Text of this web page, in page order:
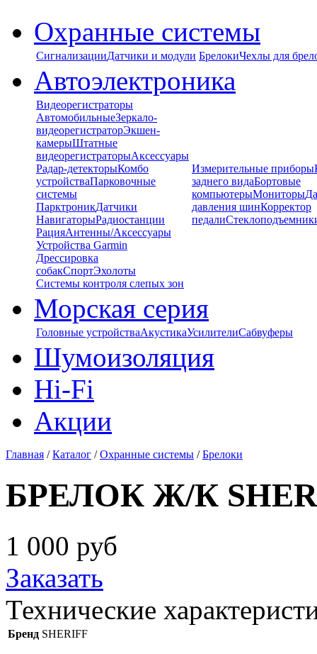
Охранные системы
СигнализацииДатчики и модули БрелокиЧехлы для
Автоэлектроника
Видеорегистраторы
АвтомобильныеЗеркало-
видеорегистраторЭкшен-
камерыШтатные
видеорегистраторыАксессуары
Радар-детекторыКомбо
устройстваПарковочные
системы
ПарктроникДатчики
НавигаторыРадиостанции
РацияАнтенны/Аксессуары
Устройства Garmin
Дрессировка
собакСпортЭхолоты
Системы контроля слепых зон
Измерительные приборы
заднего видаБортовые
компьютерыМониторы
давления шинКорректор
педали
Морская серия
Головные устройстваАкустикаУсилителиСабвуферы
Шумоизоляция
Hi-Fi
Акции
Главная /Каталог /Охранные системы /Брелоки
БРЕЛОК Ж/К
1 000 руб
Заказать
Технические
Бренд SHERIFF